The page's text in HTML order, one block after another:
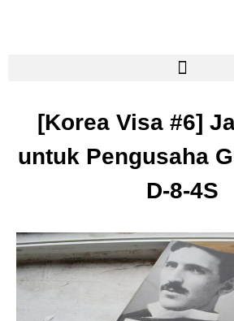
[Korea Visa #6]
untuk Pengusaha
D-8-4S